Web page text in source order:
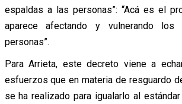
espaldas a las personas”: “Acá es el
aparece afectando y vulnerando
personas”.
Para Arrieta, este decreto viene a
esfuerzos que en materia de resguardo
se ha realizado para igualarlo al